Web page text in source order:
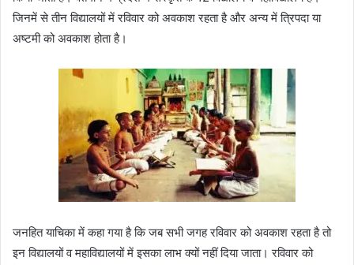
जिनमें से तीन विद्यालयों में रविवार को अवकाश रहता है और अन्य में त्रिपदा या
अष्टमी को अवकाश होता है।
जनहित याचिका में कहा गया है कि जब सभी जगह रविवार को अवकाश रहता है तो
इन विद्यालयों व महाविद्यालयों में इसका लाभ क्यों नहीं दिया जाता। रविवार को